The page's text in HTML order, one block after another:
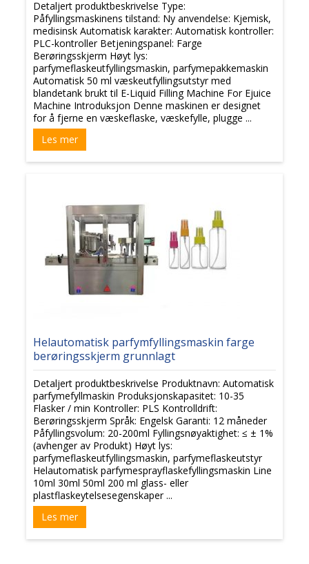
Detaljert produktbeskrivelse Type:
Påfyllingsmaskinens tilstand: Ny anvendelse: Kjemisk,
medisinsk Automatisk karakter: Automatisk kontroller:
PLC-kontroller Betjeningspanel: Farge
Berøringsskjerm Høyt lys:
parfymeflaskeutfyllingsmaskin, parfymepakkemaskin
Automatisk 50 ml væskeutfyllingsutstyr med
blandetank brukt til E-Liquid Filling Machine For Ejuice
Machine Introduksjon Denne maskinen er designet
for å fjerne en væskeflaske, væskefylle, plugge ...
Les mer
Helautomatisk parfymfyllingsmaskin farge
berøringsskjerm grunnlagt
Detaljert produktbeskrivelse Produktnavn: Automatisk
parfymefyllmaskin Produksjonskapasitet: 10-35
Flasker / min Kontroller: PLS Kontrolldrift:
Berøringsskjerm Språk: Engelsk Garanti: 12 måneder
Påfyllingsvolum: 20-200ml Fyllingsnøyaktighet: ≤ ± 1%
(avhenger av Produkt) Høyt lys:
parfymeflaskeutfyllingsmaskin, parfymeflaskeutstyr
Helautomatisk parfymesprayflaskefyllingsmaskin Line
10ml 30ml 50ml 200 ml glass- eller
plastflaskeytelsesegenskaper ...
Les mer